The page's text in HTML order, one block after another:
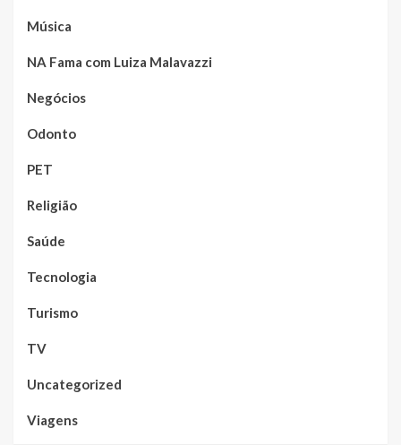
Música
NA Fama com Luiza Malavazzi
Negócios
Odonto
PET
Religião
Saúde
Tecnologia
Turismo
TV
Uncategorized
Viagens